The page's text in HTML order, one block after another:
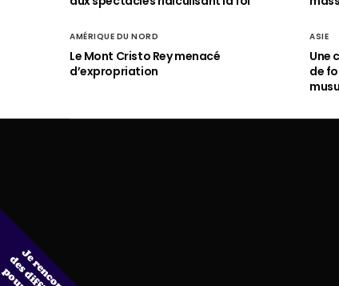
AMÉRIQUE DU NORD
Le Mont Cristo Rey menacé
d’expropriation
ASIE
Une
de